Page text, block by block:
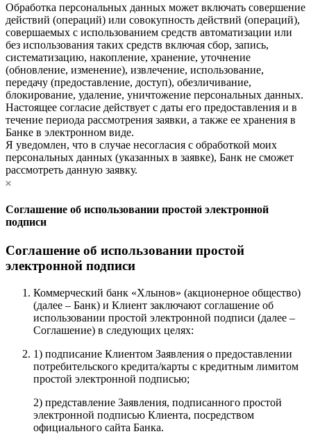
Обработка персональных данных может включать совершение
действий (операций) или совокупность действий (операций),
совершаемых с использованием средств автоматизации или
без использования таких средств включая сбор, запись,
систематизацию, накопление, хранение, уточнение
(обновление, изменение), извлечение, использование,
передачу (предоставление, доступ), обезличивание,
блокирование, удаление, уничтожение персональных данных.
Настоящее согласие действует с даты его предоставления и в
течение периода рассмотрения заявки, а также ее хранения в
Банке в электронном виде.
Я уведомлен, что в случае несогласия с обработкой моих
персональных данных (указанных в заявке), Банк не сможет
рассмотреть данную заявку.
Соглашение об использовании простой электронной
подписи
Соглашение об использовании простой
электронной подписи
Коммерческий банк «Хлынов» (акционерное общество)
(далее – Банк) и Клиент заключают соглашение об
использовании простой электронной подписи (далее –
Соглашение) в следующих целях:
1) подписание Клиентом Заявления о предоставлении
потребительского кредита/карты с кредитным лимитом
простой электронной подписью;
2) представление Заявления, подписанного простой
электронной подписью Клиента, посредством
официального сайта Банка.